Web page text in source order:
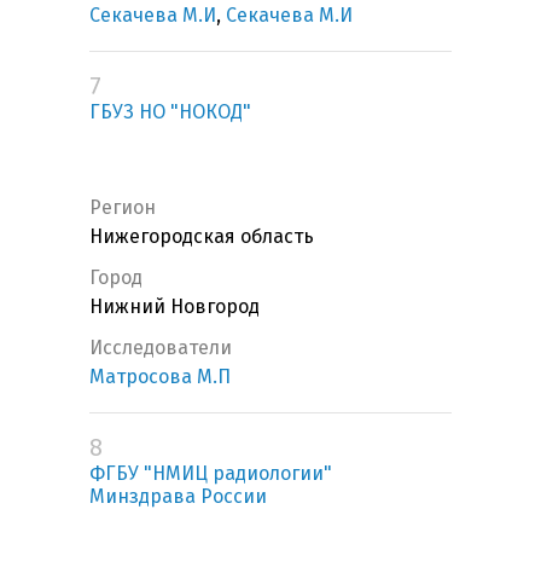
Секачева М.И, Секачева М.И
7
ГБУЗ НО "НОКОД"
Регион
Нижегородская область
Город
Нижний Новгород
Исследователи
Матросова М.П
8
ФГБУ "НМИЦ радиологии"
Минздрава России